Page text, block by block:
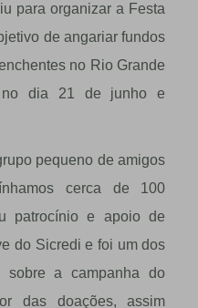
para organizar a Festa
de angariar fundos
no Rio Grande
dia 21 de junho e
pequeno de amigos
cerca de 100
patrocínio e apoio de
do Sicredi e foi um dos
sobre a campanha do
das doações, assim